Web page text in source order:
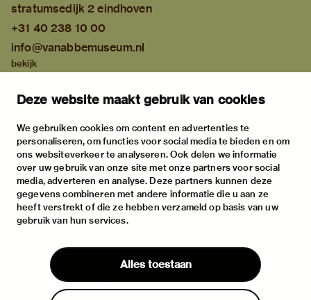
Deze website maakt gebruik van cookies
We gebruiken cookies om content en advertenties te
personaliseren, om functies voor social media te bieden en om
ons websiteverkeer te analyseren. Ook delen we informatie
over uw gebruik van onze site met onze partners voor social
media, adverteren en analyse. Deze partners kunnen deze
gegevens combineren met andere informatie die u aan ze
heeft verstrekt of die ze hebben verzameld op basis van uw
gebruik van hun services.
Alles toestaan
stratumsedijk 2 eindhoven
+31 40 238 10 00
info@vanabbemuseum.nl
bekijk
activiteiten
praktische informatie
over
het museum
de collectie
fondsen & partners
huisregels
privacy & cookies